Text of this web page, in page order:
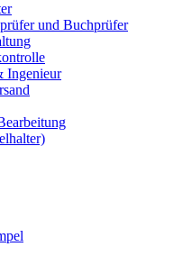
und Buchprüfer
Ingenieur